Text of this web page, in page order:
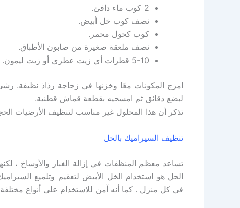
2 كوب ماء دافئ.
نصف كوب خل أبيض.
كوب كحول محمر.
نصف ملعقة صغيرة من صابون الأطباق.
5-10 قطرات أي زيت عطري أو زيت ليمون.
امزج المكونات معًا وخزنها في زجاجة رذاذ نظيفة.
لبضع دقائق ثم امسحيه بقطعة قماش قطنية.
تذكر أن هذا المحلول غير مناسب لتنظيف الأرضيات
تنظيف السيراميك بالخل
تساعد معظم المنظفات في إزالة الغبار والأوساخ ،
الحل هو استخدام الخل الأبيض لتعقيم وتلميع
في كل منزل . كما أنه آمن للاستخدام على أنواع